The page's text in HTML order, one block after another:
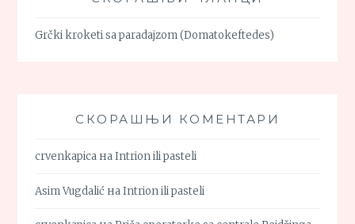
Grčki kroketi sa paradajzom (Domatokeftedes)
СКОРАШЊИ КОМЕНТАРИ
crvenkapica наIntrion ili pasteli
Asim Vugdalić наIntrion ili pasteli